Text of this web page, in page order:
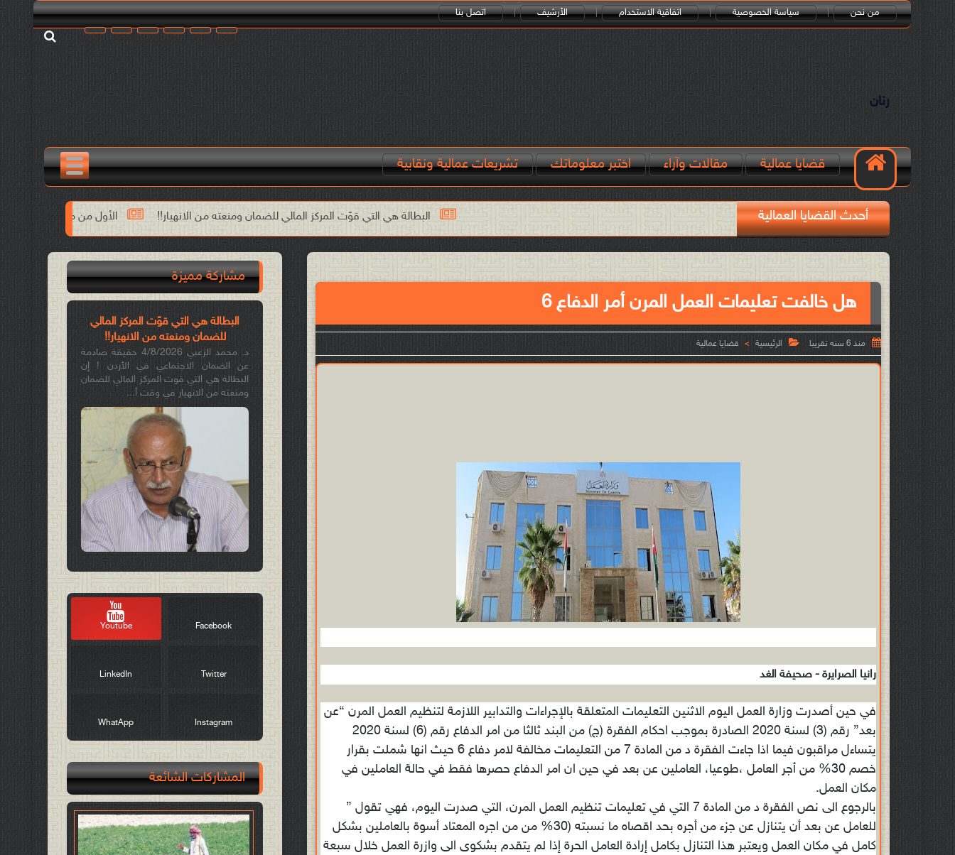
من نحن سياسة الخصوصية اتفاقية الاستخدام الأرشيف اتصل بنا
رنان
قضايا عمالية مقالات وآراء اختبر معلوماتك تشريعات عمالية ونقابية
أحدث القضايا العمالية البطالة هي التي قوّت المركز المالي للضمان ومنعته من الانهيار!! الأول من مايو وحدة النضال العمالي وتجديد
هل خالفت تعليمات العمل المرن أمر الدفاع 6
 منذ 6 سنه تقريبا  الرئيسية > قضايا عمالية
رانيا الصرايرة - صحيفة الغد
في حين أصدرت وزارة العمل اليوم الاثنين التعليمات المتعلقة بالإجراءات والتدابير اللازمة لتنظيم العمل المرن “عن
بعد” رقم (3) لسنة 2020 الصادرة بموجب احكام الفقرة (ج) من البند ثالثا من امر الدفاع رقم (6) لسنة 2020
يتساءل مراقبون فيما اذا جاءت الفقرة د من المادة 7 من التعليمات مخالفة لامر دفاع 6 حيث انها شملت بقرار
خصم 30% من أجر العامل ،طوعيا، العاملين عن بعد في حين ان امر الدفاع حصرها فقط في حالة العاملين في
مكان العمل.
بالرجوع الى نص الفقرة د من المادة 7 التي في تعليمات تنظيم العمل المرن، التي صدرت اليوم، فهي تقول ”
للعامل عن بعد أن يتنازل عن جزء من أجره بحد اقصاه ما نسبته (30% من من اجره المعتاد أسوة بالعاملين بشكل
كامل في مكان العمل ويعتبر هذا التنازل بكامل إرادة العامل الحرة إذا لم يتقدم بشكوى الى وازرة العمل خلال سبعة
مشاركة مميزة
البطالة هي التي قوّت المركز المالي
للضمان ومنعته من الانهيار!!
د. محمد الزعبي 4/8/2026 حقيقة صادمة
عن الضمان الاجتماعي في الأردن ! إن
البطالة هي التي قوت المركز المالي للضمان
ومنعته من الانهيار في وقت أ...
Facebook
Youtube
Twitter
LinkedIn
Instagram
WhatApp
المشاركات الشائعة